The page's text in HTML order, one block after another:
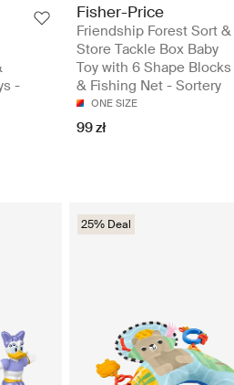
-
Fisher-Price
Friendship Forest Sort &
Store Tackle Box Baby
Toy with 6 Shape Blocks
& Fishing Net - Sortery
ONE SIZE
99 zł
25% Deal